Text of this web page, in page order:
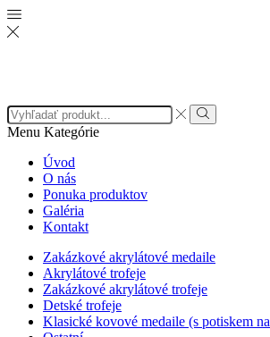
Search
input
Search
Menu Kategórie
Úvod
O nás
Ponuka produktov
Galéria
Kontakt
Zakázkové akrylátové medaile
Akrylátové trofeje
Zakázkové akrylátové trofeje
Detské trofeje
Klasické kovové medaile (s potiskem